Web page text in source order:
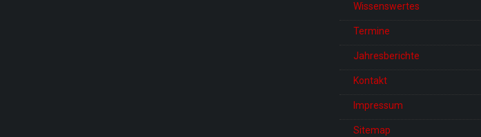
Wissenswertes
Termine
Jahresberichte
Kontakt
Impressum
Sitemap